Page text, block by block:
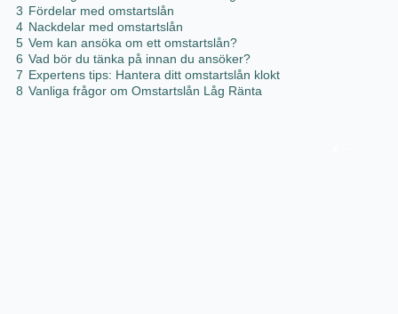
3 Fördelar med omstartslån
4 Nackdelar med omstartslån
5 Vem kan ansöka om ett omstartslån?
6 Vad bör du tänka på innan du ansöker?
7 Expertens tips: Hantera ditt omstartslån klokt
8 Vanliga frågor om Omstartslån Låg Ränta